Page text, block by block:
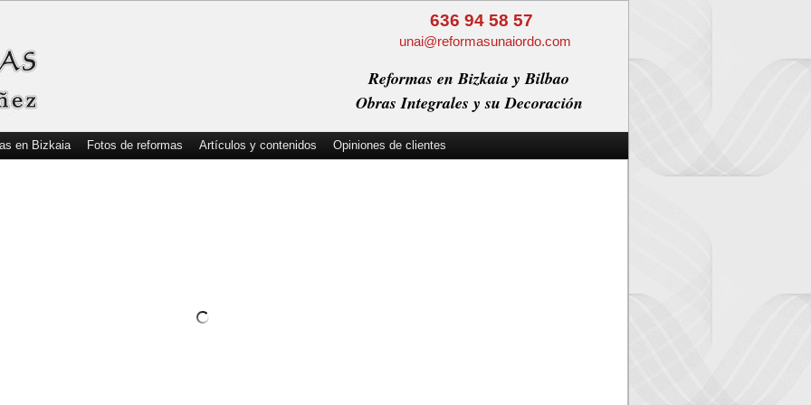
636 94 58 57
unai@reformasunaiordo.com
Reformas en Bizkaia y Bilbao
Obras Integrales y su Decoración
en Bizkaia Fotos de reformas Artículos y contenidos
Opiniones de clientes